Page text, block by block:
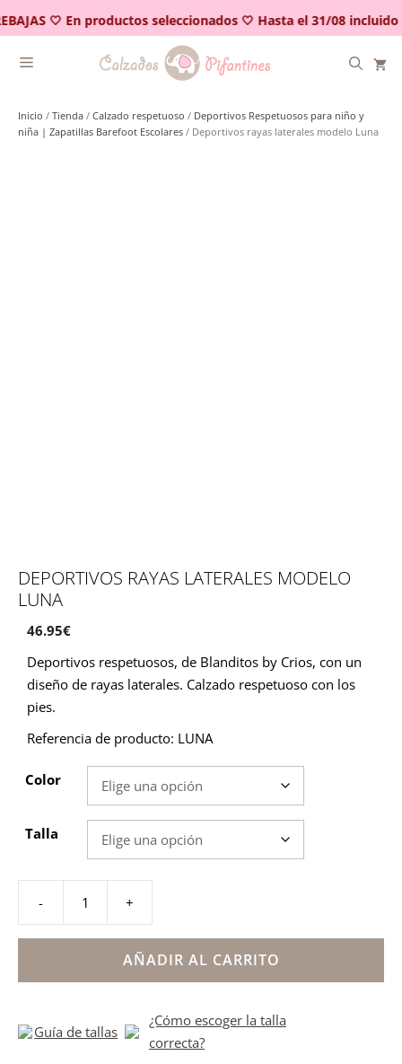
🤍 En productos seleccionados 🤍 Hasta el 31/08 incluido
al
contenido
Inicio / Tienda / Calzado respetuoso / Deportivos Respetuosos para niño y
niña | Zapatillas Barefoot Escolares / Deportivos rayas laterales modelo Luna
DEPORTIVOS RAYAS LATERALES MODELO
LUNA
46.95€
Deportivos respetuosos, de Blanditos by Crios, con un
diseño de rayas laterales. Calzado respetuoso con los
pies.
Referencia de producto: LUNA
Color
Talla
-
rayas
laterales
modelo
cantidad
+
AÑADIR AL CARRITO
Guía de tallas
¿Cómo escoger la talla
correcta?